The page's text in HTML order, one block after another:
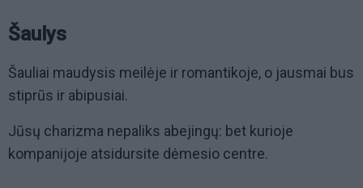
Šaulys
Šauliai maudysis meilėje ir romantikoje, o jausmai bus
stiprūs ir abipusiai.
Jūsų charizma nepaliks abejingų: bet kurioje
kompanijoje atsidursite dėmesio centre.